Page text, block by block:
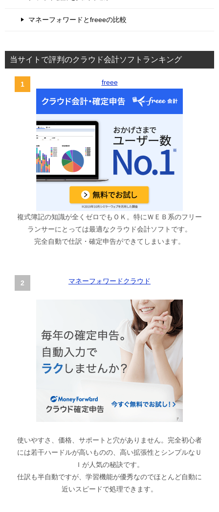
マネーフォワードとfreeeの比較
当サイトで評判のクラウド会計ソフトランキング
freee
複式簿記の知識が全くゼロでもＯＫ。特にＷＥＢ系のフリー
ランサーにとっては最適なクラウド会計ソフトです。
完全自動で仕訳・確定申告ができてしまいます。
マネーフォワードクラウド
使いやすさ、価格、サポートと穴がありません。完全初心者
には若干ハードルが高いものの、高い拡張性とシンプルなＵ
Ｉが人気の秘訣です。
仕訳も半自動ですが、学習機能が優秀なのでほとんど自動に
近いスピードで処理できます。